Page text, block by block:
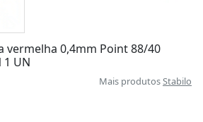
vermelha 0,4mm Point 88/40
1 UN
Mais produtosStabilo